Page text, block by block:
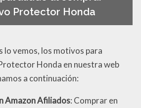
Protector Honda
lo vemos, los motivos para
Honda en nuestra web
a continuación:
Amazon Afiliados: Comprar en